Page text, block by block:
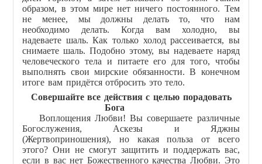
образом, в этом мире нет ничего постоянного. Тем
не менее, мы должны делать то, что нам
необходимо делать. Когда вам холодно, вы
надеваете шаль. Как только холод рассеивается, вы
снимаете шаль. Подобно этому, вы надеваете наряд
человеческого тела и питаете его для того, чтобы
выполнять свои мирские обязанности. В конечном
итоге вам придётся отбросить это тело.
Совершайте все действия с целью порадовать
Бога
Воплощения Любви! Вы совершаете различные
Богослужения, Аскезы и Яджны
(Жертвоприношения), но какая польза от всего
этого? Они не смогут защитить и поддержать вас,
если в вас нет Божественного качества Любви. Это